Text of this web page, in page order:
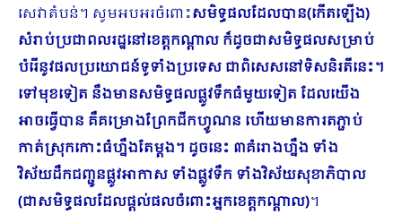
សេវាតំបន់។ សូមអបអរចំពោះសមិទ្ធផលដែលបាន(កើតឡើង)
សំរាប់ប្រជាពលរដ្ឋនៅខេត្តកណ្តាល ក៏ដូចជាសមិទ្ធផលសម្រាប់
បំរើនូវផលប្រយោជន៍ទូទាំងប្រទេស ជាពិសេសនៅទិសនិរតីនេះ។
ទៅមុខទៀត នឹងមានសមិទ្ធផលផ្លូវទឹកធំមួយទៀត ដែលយើង
អាចធ្វើបាន គឺគម្រោងព្រែកជីកហ្វូណន ហើយមានការតភ្ជាប់
កាត់ស្រុកកោះធំហ្នឹងតែម្តង។ ដូចនេះ ៣គំរោងហ្នឹង ទាំង
វិស័យដឹកជញ្ជូនផ្លូវអាកាស ទាំងផ្លូវទឹក ទាំងវិស័យសុខាភិបាល
(ជាសមិទ្ធផលដែលផ្តល់ផលចំពោះអ្នកខេត្តកណ្តាល)។